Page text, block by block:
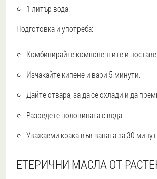
1 литър вода.
Подготовка и употреба:
Комбинирайте компонентите и
Изчакайте кипене и вари 5 минути.
Дайте отвара, за да се охлади и да
Разредете половината с вода.
Уважаеми крака във ваната за 30
ЕТЕРИЧНИ МАСЛА ОТ